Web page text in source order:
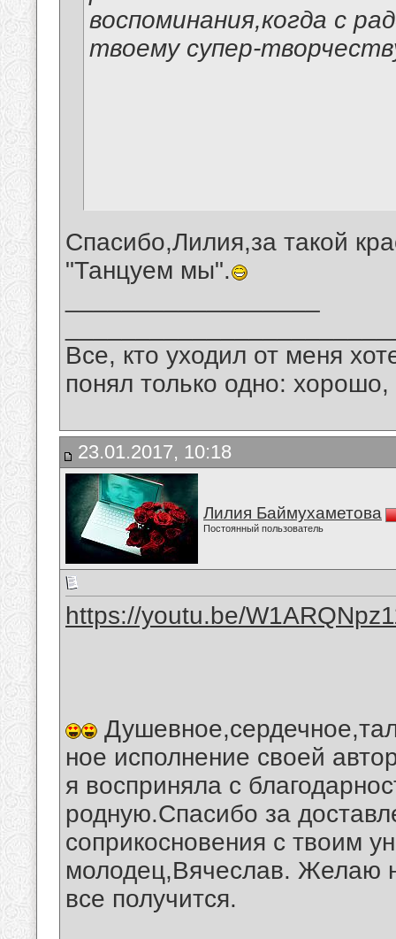
воспоминания,когда с
твоему супер-
Спасибо,Лилия,за такой
"Танцуем мы".
Все, кто уходил от меня
понял только одно:
23.01.2017, 10:18
Лилия Баймухаметова
Постоянный пользователь
https://youtu.be/
ное исполнение своей
я восприняла с
родную.Спасибо за
соприкосновения с твоим
молодец,Вячеслав. Желаю
все получится.